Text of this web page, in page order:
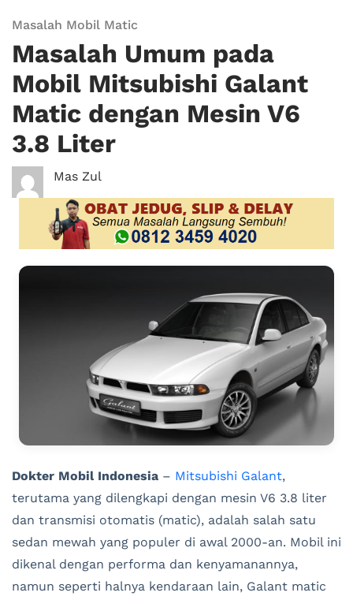
Masalah Mobil Matic
Masalah Umum pada
Mobil Mitsubishi Galant
Matic dengan Mesin V6
3.8 Liter
Mas Zul
Dokter Mobil Indonesia – Mitsubishi Galant,
terutama yang dilengkapi dengan mesin V6 3.8 liter
dan transmisi otomatis (matic), adalah salah satu
sedan mewah yang populer di awal 2000-an. Mobil ini
dikenal dengan performa dan kenyamanannya,
namun seperti halnya kendaraan lain, Galant matic